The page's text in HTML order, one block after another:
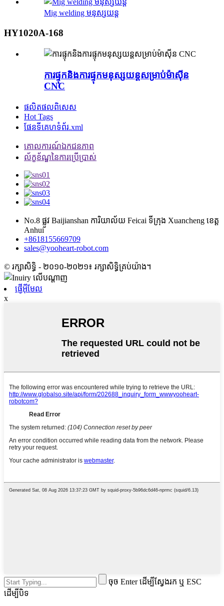
Mig welding មនុស្សយន្ត
HY1020A-168
ការផ្ទុកនិងការផ្ទុកមនុស្សយន្តសម្រាប់ម៉ាស៊ីន
CNC
ផលិតផលពិសេស
Hot Tags
ផែនទីគេហទំព័រ.xml
គោលការណ៍ឯកជនភាព
ល័ក្ខខ័ណ្ឌនៃការប្រើប្រាស់
No.8 ផ្លូវ Baijianshan ការិយាល័យ Feicai ទីក្រុង Xuancheng ខេត្ត
Anhui
+8618155669709
sales@yooheart-robot.com
© រក្សាសិទ្ធិ - ២០១០-២០២១៖ រក្សាសិទ្ធិគ្រប់យ៉ាង។
ផ្ញើអ៊ីមែល
x
ចុច Enter ដើម្បីស្វែងរក ឬ ESC
ដើម្បីបិទ